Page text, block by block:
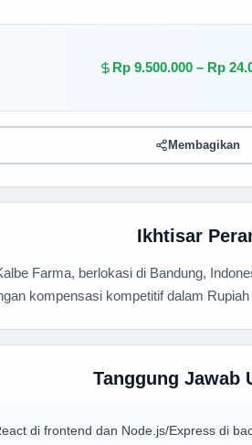
Rp 9.500.000 – Rp
Membagikan
Ikhtisar
Farma, berlokasi di Bandung,
kompensasi kompetitif dalam
Tanggung Jawab
di frontend dan Node.js/Express di